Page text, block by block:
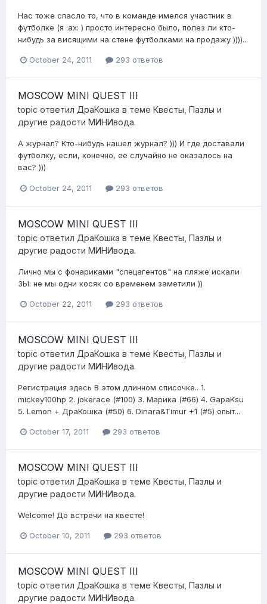
Нас тоже спасло то, что в команде имелся участник в
футболке (я :ax: ) просто интересно было, полез ли кто-
нибудь за висящими на стене футболками на продажу ))))...
October 24, 2011 293 ответов
MOSCOW MINI QUEST III
topic ответил ДраКошка в теме Квесты, Пазлы и
другие радости МИНИвода.
А журнал? Кто-нибудь нашел журнал? ))) И где доставали
футболку, если, конечно, её случайно не оказалось на
вас? )))
October 24, 2011 293 ответов
MOSCOW MINI QUEST III
topic ответил ДраКошка в теме Квесты, Пазлы и
другие радости МИНИвода.
Лично мы с фонариками "спецагентов" на пляже искали
ЗЫ: не мы одни косяк со временем заметили ))
October 22, 2011 293 ответов
MOSCOW MINI QUEST III
topic ответил ДраКошка в теме Квесты, Пазлы и
другие радости МИНИвода.
Регистрация здесь В этом длинном списочке.. 1.
mickey100hp 2. jokerace (#100) 3. Марика (#66) 4. GapaKsu
5. Lemon + ДраКошка (#50) 6. Dinara&Timur +1 (#5) опыт...
October 17, 2011 293 ответов
MOSCOW MINI QUEST III
topic ответил ДраКошка в теме Квесты, Пазлы и
другие радости МИНИвода.
Welcome! До встречи на квесте!
October 10, 2011 293 ответов
MOSCOW MINI QUEST III
topic ответил ДраКошка в теме Квесты, Пазлы и
другие радости МИНИвода.